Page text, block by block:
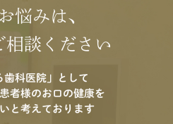
悩みは、
相談ください
歯科医院」として
者様のお口の健康を
と考えております